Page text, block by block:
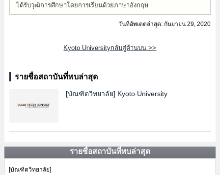
ได้รับวุฒิการศึกษาโดยการเรียนด้วยภาษาอังกฤษ
วันที่อัพเดตล่าสุด: กันยายน 29, 2020
Kyoto Universityกลับสู่ด้านบน >>
รายชื่อสถาบันที่พบล่าสุด
[บัณฑิตวิทยาลัย] Kyoto University
รายชื่อสถาบันที่พบล่าสุด
[บัณฑิตวิทยาลัย]